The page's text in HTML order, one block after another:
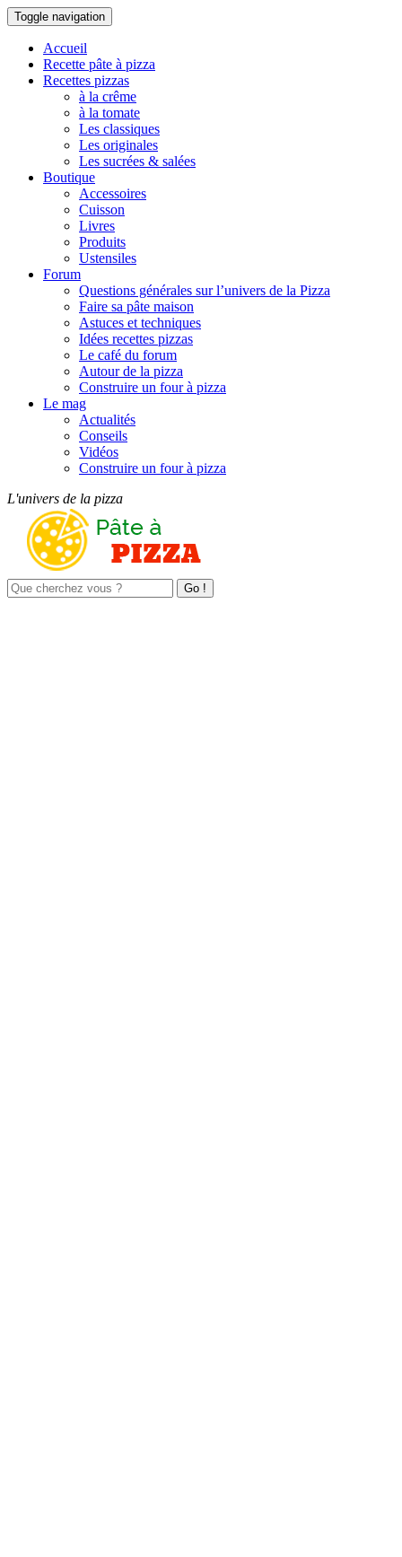
Toggle navigation
Accueil
Recette pâte à pizza
Recettes pizzas
à la crême
à la tomate
Les classiques
Les originales
Les sucrées & salées
Boutique
Accessoires
Cuisson
Livres
Produits
Ustensiles
Forum
Questions générales sur l’univers de la Pizza
Faire sa pâte maison
Astuces et techniques
Idées recettes pizzas
Le café du forum
Autour de la pizza
Construire un four à pizza
Le mag
Actualités
Conseils
Vidéos
Construire un four à pizza
L'univers de la pizza